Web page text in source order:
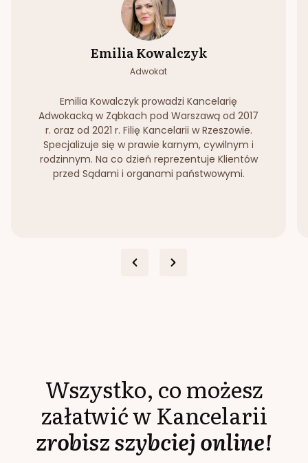
Emilia Kowalczyk
Adwokat
Emilia Kowalczyk prowadzi Kancelarię
Adwokacką w Ząbkach pod Warszawą od 2017
r. oraz od 2021 r. Filię Kancelarii w Rzeszowie.
Specjalizuje się w prawie karnym, cywilnym i
rodzinnym. Na co dzień reprezentuje Klientów
przed Sądami i organami państwowymi.
Wszystko, co możesz
załatwić w Kancelarii
zrobisz szybciej online!